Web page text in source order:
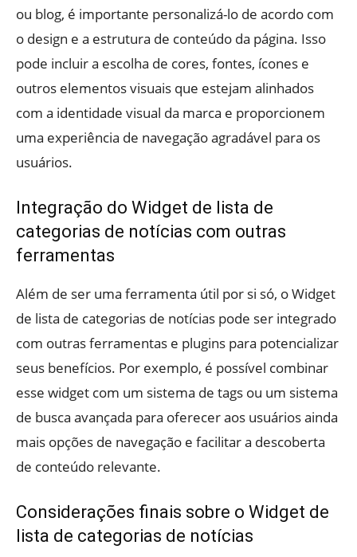
ou blog, é importante personalizá-lo de acordo com
o design e a estrutura de conteúdo da página. Isso
pode incluir a escolha de cores, fontes, ícones e
outros elementos visuais que estejam alinhados
com a identidade visual da marca e proporcionem
uma experiência de navegação agradável para os
usuários.
Integração do Widget de lista de
categorias de notícias com outras
ferramentas
Além de ser uma ferramenta útil por si só, o Widget
de lista de categorias de notícias pode ser integrado
com outras ferramentas e plugins para potencializar
seus benefícios. Por exemplo, é possível combinar
esse widget com um sistema de tags ou um sistema
de busca avançada para oferecer aos usuários ainda
mais opções de navegação e facilitar a descoberta
de conteúdo relevante.
Considerações finais sobre o Widget de
lista de categorias de notícias